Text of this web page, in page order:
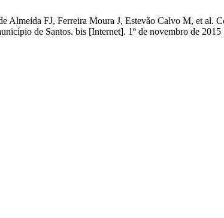
Almeida FJ, Ferreira Moura J, Estevão Calvo M, et al.
de Santos. bis [Internet]. 1º de novembro de